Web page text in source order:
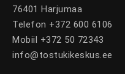
76401 Harjumaa
Telefon +372 600 6106
Mobiil +372 50 72343
info@tostukikeskus.ee